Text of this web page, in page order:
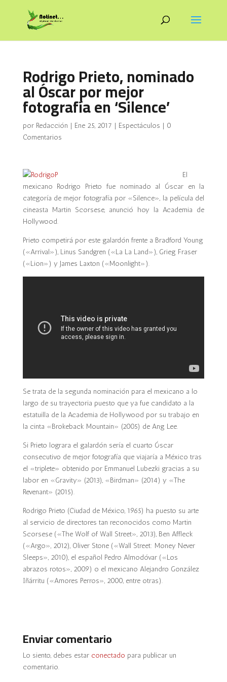
Rodrigo Prieto, nominado
al Óscar por mejor
fotografía en ‘Silence’
por Redacción | Ene 25, 2017 | Espectáculos | 0
Comentarios
El
mexicano Rodrigo Prieto fue nominado al Óscar en la
categoría de mejor fotografía por «Silence», la película del
cineasta Martin Scorsese, anunció hoy la Academia de
Hollywood.
Prieto competirá por este galardón frente a Bradford Young
(«Arrival»), Linus Sandgren («La La Land»), Grieg Fraser
(«Lion») y James Laxton («Moonlight»).
Se trata de la segunda nominación para el mexicano a lo
largo de su trayectoria puesto que ya fue candidato a la
estatuilla de la Academia de Hollywood por su trabajo en
la cinta «Brokeback Mountain» (2005) de Ang Lee.
Si Prieto lograra el galardón sería el cuarto Óscar
consecutivo de mejor fotografía que viajaría a México tras
el «triplete» obtenido por Emmanuel Lubezki gracias a su
labor en «Gravity» (2013), «Birdman» (2014) y «The
Revenant» (2015).
Rodrigo Prieto (Ciudad de México, 1965) ha puesto su arte
al servicio de directores tan reconocidos como Martin
Scorsese («The Wolf of Wall Street», 2013), Ben Affleck
(«Argo», 2012), Oliver Stone («Wall Street: Money Never
Sleeps», 2010), el español Pedro Almodóvar («Los
abrazos rotos», 2009) o el mexicano Alejandro González
Iñárritu («Amores Perros», 2000, entre otras).
Enviar comentario
Lo siento, debes estar conectado para publicar un
comentario.